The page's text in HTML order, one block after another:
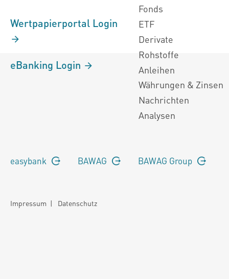
Wertpapierportal Login
eBanking Login
Fonds
ETF
Derivate
Rohstoffe
Anleihen
Währungen & Zinsen
Nachrichten
Analysen
easybank BAWAG BAWAG Group
Impressum | Datenschutz